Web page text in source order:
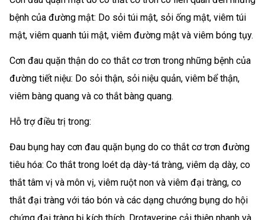
bệnh của đường mật: Do sỏi túi mật, sỏi ống mật, viêm túi
mật, viêm quanh túi mật, viêm đường mật và viêm bóng tụy.
Cơn đau quặn thận do co thắt cơ trơn trong những bệnh của
đường tiết niệu: Do sỏi thận, sỏi niệu quản, viêm bể thận,
viêm bàng quang và co thắt bàng quang.
Hỗ trợ điều trị trong:
Đau bụng hay cơn đau quặn bụng do co thắt cơ trơn đường
tiêu hóa: Co thắt trong loét dạ dày-tá tràng, viêm dạ dày, co
thắt tâm vị và môn vị, viêm ruột non và viêm đại tràng, co
thắt đại tràng với táo bón và các dạng chướng bụng do hội
chứng đại tràng bị kích thích. Drotaverine cải thiện nhanh và